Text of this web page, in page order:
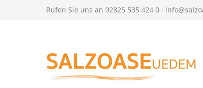
Rufen Sie uns an 02825 535 424 0 ·